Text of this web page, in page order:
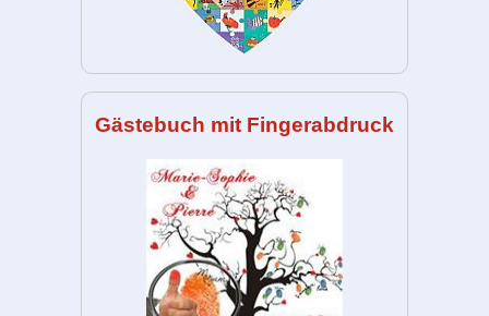
Gästebuch mit Fingerabdruck